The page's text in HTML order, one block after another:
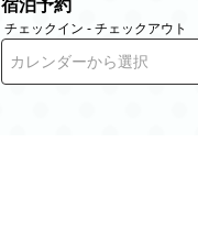
宿泊予約
チェックイン - チェックアウト
カレンダーから選択